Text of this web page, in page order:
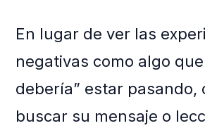
En lugar de ver las
negativas como algo que
debería” estar pasando,
buscar su mensaje o